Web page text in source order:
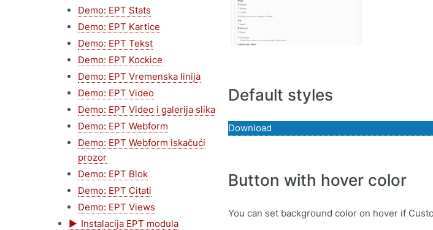
Demo: EPT Stats
Demo: EPT Kartice
Demo: EPT Tekst
Demo: EPT Kockice
Demo: EPT Vremenska linija
Demo: EPT Video
Demo: EPT Video i galerija slika
Demo: EPT Webform
Demo: EPT Webform iskačući
prozor
Demo: EPT Blok
Demo: EPT Citati
Demo: EPT Views
Instalacija EPT modula
Default styles
Download
Button with hover color
You can set background color on hover if